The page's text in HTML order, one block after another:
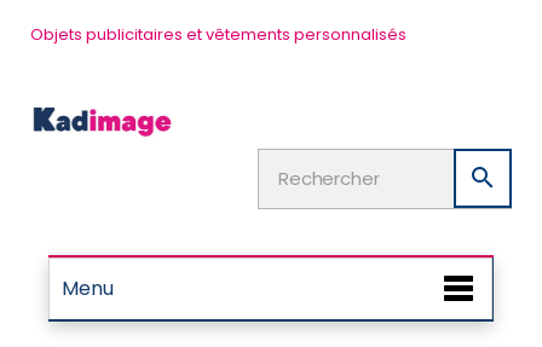
Objets publicitaires et vêtements personnalisés

Menu